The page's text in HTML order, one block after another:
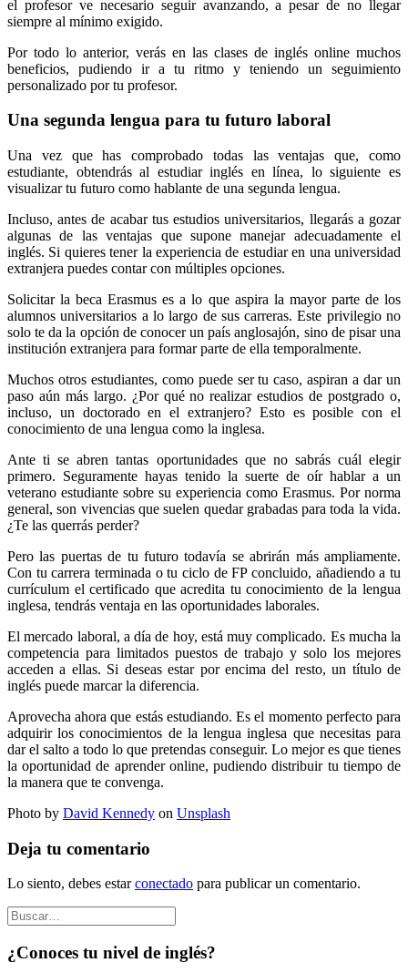
el profesor ve necesario seguir avanzando, a pesar de no llegar
siempre al mínimo exigido.
Por todo lo anterior, verás en las clases de inglés online muchos
beneficios, pudiendo ir a tu ritmo y teniendo un seguimiento
personalizado por tu profesor.
Una segunda lengua para tu futuro laboral
Una vez que has comprobado todas las ventajas que, como
estudiante, obtendrás al estudiar inglés en línea, lo siguiente es
visualizar tu futuro como hablante de una segunda lengua.
Incluso, antes de acabar tus estudios universitarios, llegarás a gozar
algunas de las ventajas que supone manejar adecuadamente el
inglés. Si quieres tener la experiencia de estudiar en una universidad
extranjera puedes contar con múltiples opciones.
Solicitar la beca Erasmus es a lo que aspira la mayor parte de los
alumnos universitarios a lo largo de sus carreras. Este privilegio no
solo te da la opción de conocer un país anglosajón, sino de pisar una
institución extranjera para formar parte de ella temporalmente.
Muchos otros estudiantes, como puede ser tu caso, aspiran a dar un
paso aún más largo. ¿Por qué no realizar estudios de postgrado o,
incluso, un doctorado en el extranjero? Esto es posible con el
conocimiento de una lengua como la inglesa.
Ante ti se abren tantas oportunidades que no sabrás cuál elegir
primero. Seguramente hayas tenido la suerte de oír hablar a un
veterano estudiante sobre su experiencia como Erasmus. Por norma
general, son vivencias que suelen quedar grabadas para toda la vida.
¿Te las querrás perder?
Pero las puertas de tu futuro todavía se abrirán más ampliamente.
Con tu carrera terminada o tu ciclo de FP concluido, añadiendo a tu
currículum el certificado que acredita tu conocimiento de la lengua
inglesa, tendrás ventaja en las oportunidades laborales.
El mercado laboral, a día de hoy, está muy complicado. Es mucha la
competencia para limitados puestos de trabajo y solo los mejores
acceden a ellas. Si deseas estar por encima del resto, un título de
inglés puede marcar la diferencia.
Aprovecha ahora que estás estudiando. Es el momento perfecto para
adquirir los conocimientos de la lengua inglesa que necesitas para
dar el salto a todo lo que pretendas conseguir. Lo mejor es que tienes
la oportunidad de aprender online, pudiendo distribuir tu tiempo de
la manera que te convenga.
Photo by David Kennedy on Unsplash
Deja tu comentario
Lo siento, debes estarconectado para publicar un comentario.
¿Conoces tu nivel de inglés?